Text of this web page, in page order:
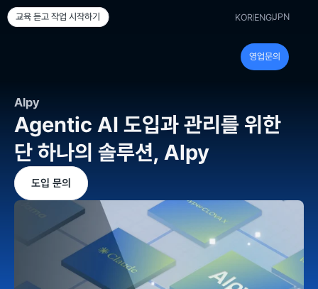
교육 듣고 작업 시작하기 KORENGJPN
영업문의
Alpy
Agentic AI 도입과 관리를 위한
단 하나의 솔루션, Alpy
도입 문의